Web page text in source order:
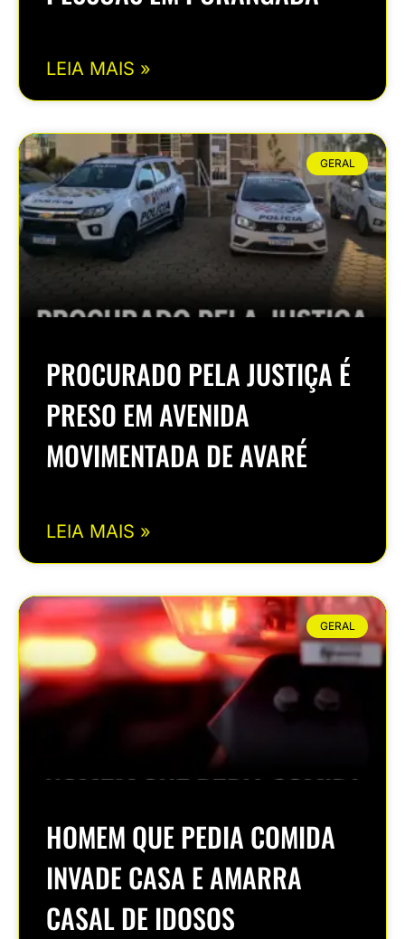
LEIA MAIS »
GERAL
PROCURADO PELA JUSTIÇA É
PRESO EM AVENIDA
MOVIMENTADA DE AVARÉ
LEIA MAIS »
GERAL
HOMEM QUE PEDIA COMIDA
INVADE CASA E AMARRA
CASAL DE IDOSOS